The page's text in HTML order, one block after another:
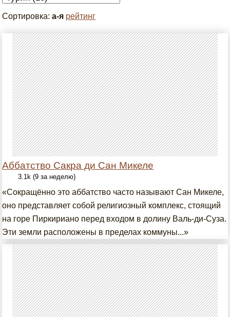
Сортировка:а-я рейтинг
Аббатство Сакра ди Сан Микеле
3.1k (9 за неделю)
«Сокращённо это аббатство часто называют Сан Микеле,
оно представляет собой религиозный комплекс, стоящий
на горе Пиркириано перед входом в долину Валь-ди-Суза.
Эти земли расположены в пределах коммуны...»